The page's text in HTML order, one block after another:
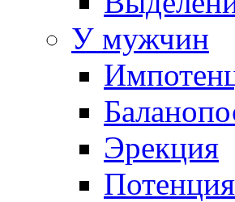
У мужчин
Эрекция
Потенция